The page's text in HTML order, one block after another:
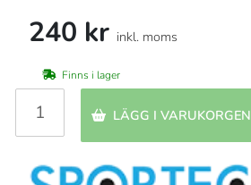
240 kr inkl. moms
Finns i lager
LÄGG I VARUKORGEN